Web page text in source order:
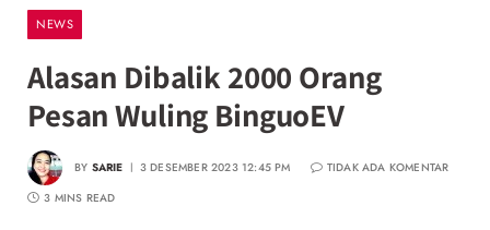
NEWS
Alasan Dibalik 2000 Orang
Pesan Wuling BinguoEV
BY SARIE 3 DESEMBER 2023 12:45 PM
TIDAK ADA KOMENTAR
3 MINS READ